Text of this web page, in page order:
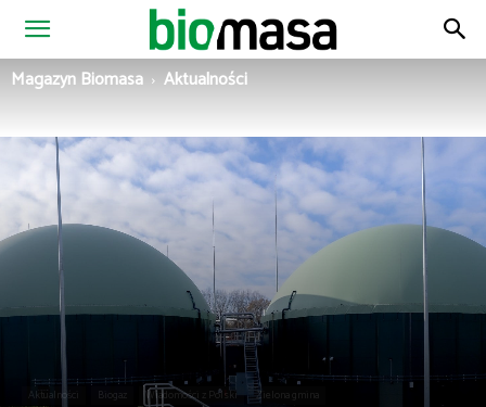
Magazyn
Magazyn Biomasa Aktualności
Aktualności Biogaz Wiadomości z Polski Zielona gmina